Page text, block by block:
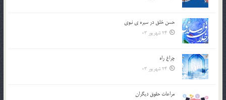
حسن خلق در سيره ي نبوي
24 شهریور 03
چراغ راه
24 شهریور 03
مراعات حقوق ديگران